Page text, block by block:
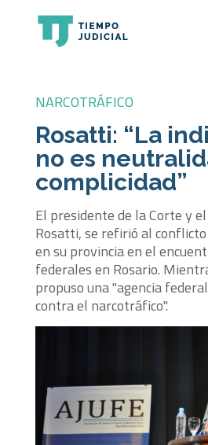
NARCOTRÁFICO
Rosatti: “La
no es
complicidad”
El presidente de la Corte y
Rosatti, se refirió al
en su provincia en el
federales en Rosario.
propuso una "agencia
contra el narcotráfico".